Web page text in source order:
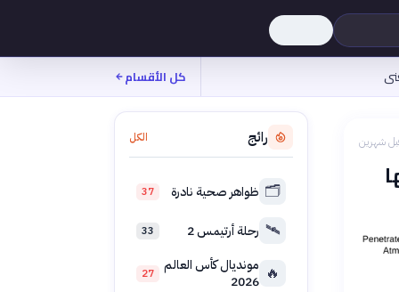
كل الأقسام
شهرين رائج الكل
🗂️ ظواهر صحية نادرة 37
🛰️ رحلة أرتيمس 2 33
🔥 مونديال كأس العالم
2026
27